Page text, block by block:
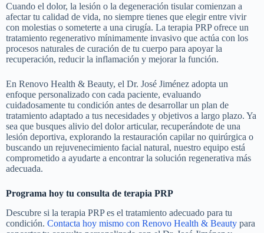
Cuando el dolor, la lesión o la degeneración tisular comienzan a
afectar tu calidad de vida, no siempre tienes que elegir entre vivir
con molestias o someterte a una cirugía. La terapia PRP ofrece un
tratamiento regenerativo mínimamente invasivo que actúa con los
procesos naturales de curación de tu cuerpo para apoyar la
recuperación, reducir la inflamación y mejorar la función.
En Renovo Health & Beauty, el Dr. José Jiménez adopta un
enfoque personalizado con cada paciente, evaluando
cuidadosamente tu condición antes de desarrollar un plan de
tratamiento adaptado a tus necesidades y objetivos a largo plazo. Ya
sea que busques alivio del dolor articular, recuperándote de una
lesión deportiva, explorando la restauración capilar no quirúrgica o
buscando un rejuvenecimiento facial natural, nuestro equipo está
comprometido a ayudarte a encontrar la solución regenerativa más
adecuada.
Programa hoy tu consulta de terapia PRP
Descubre si la terapia PRP es el tratamiento adecuado para tu
condición. Contacta hoy mismo con Renovo Health & Beauty para